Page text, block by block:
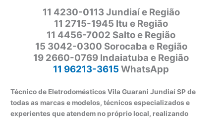
11 4230-0113 Jundiaí e Região
11 2715-1945 Itu e Região
11 4456-7002 Salto e Região
15 3042-0300 Sorocaba e Região
19 2660-0769 Indaiatuba e Região
11 96213-3615 WhatsApp
Técnico de Eletrodomésticos Vila Guarani Jundiaí SP de
todas as marcas e modelos, técnicos especializados e
experientes que atendem no próprio local, realizando